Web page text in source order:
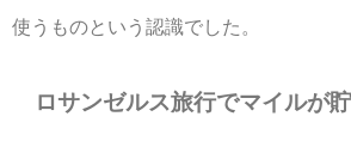
使うものという認識でした。
ロサンゼルス旅行でマイルが